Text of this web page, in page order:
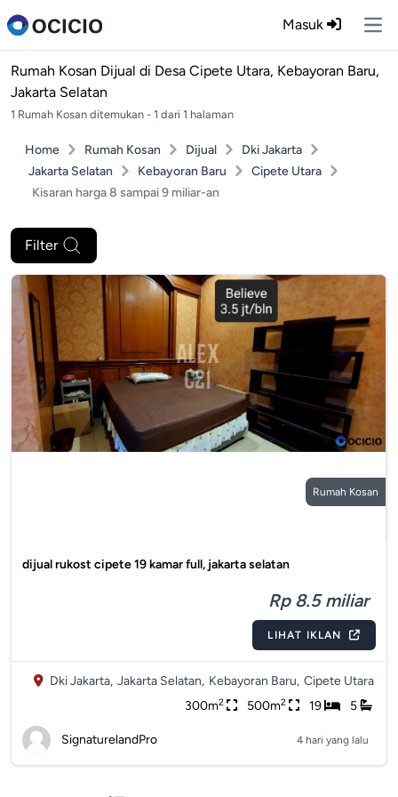
Masuk
Rumah Kosan Dijual di Desa Cipete Utara, Kebayoran Baru,
Jakarta Selatan
1 Rumah Kosan ditemukan - 1 dari 1 halaman
Home Rumah Kosan Dijual
Dki Jakarta
Jakarta Selatan
Kebayoran Baru
Cipete Utara
Kisaran harga 8 sampai 9 miliar-an
Filter
Rumah Kosan
dijual rukost cipete 19 kamar full, jakarta selatan
Rp 8.5 miliar
LIHAT IKLAN
Dki Jakarta, Jakarta Selatan, Kebayoran Baru, Cipete Utara
300m2 500m2 19 5
SignaturelandPro 4 hari yang lalu